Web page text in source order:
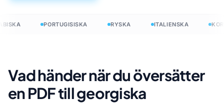
PORTUGISISKA RYSKA ITALIENSKA
Vad händer när du översätter
en PDF till georgiska